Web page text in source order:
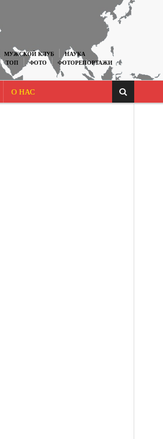
МУЖСКОЙ КЛУБ
НАУКА
ТОП ФОТО
ФОТОРЕПОРТАЖИ
О НАС